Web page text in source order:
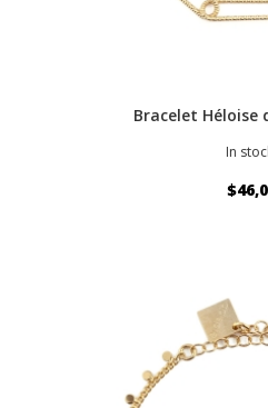
Bracelet Héloise
In